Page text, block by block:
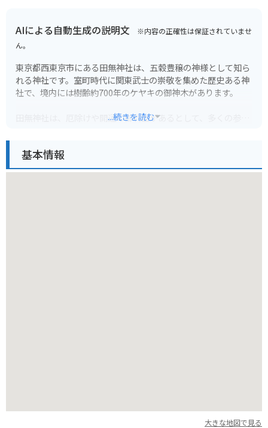
AIによる自動生成の説明文 ※内容の正確性は保証されていませ
ん。
東京都西東京市にある田無神社は、五穀豊穣の神様として知ら
れる神社です。室町時代に関東武士の崇敬を集めた歴史ある神
社で、境内には樹齢約700年のケヤキの御神木があります。
田無神社は、厄除けや開運の御利益があるとして、多くの参拝
バイクで行く場合は、神社の近くに無料の駐輪場があります。
...続きを読む
基本情報
大きな地図で見る